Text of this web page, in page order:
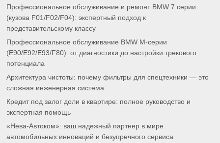
Профессиональное обслуживание и ремонт BMW 7 серии
(кузова F01/F02/F04): экспертный подход к
представительскому классу
Профессиональное обслуживание BMW M-серии
(E90/E92/E93/F80): от диагностики до настройки трекового
потенциала
Архитектура чистоты: почему фильтры для спецтехники — это
сложная инженерная система
Кредит под залог доли в квартире: полное руководство и
экспертная помощь
«Нева-Автоком»: ваш надежный партнер в мире
автомобильных инноваций и безупречного сервиса